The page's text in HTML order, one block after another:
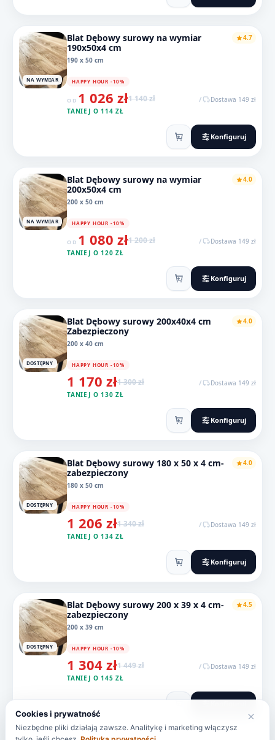
NA WYMIAR
4.7
Blat Dębowy surowy na wymiar
190x50x4 cm
190 x 50 cm
HAPPY HOUR -10%
OD 1 026 zł1 140 zł /
Dostawa 149 zł
TANIEJ O 114 ZŁ
Konfiguruj
NA WYMIAR
4.0
Blat Dębowy surowy na wymiar
200x50x4 cm
200 x 50 cm
HAPPY HOUR -10%
OD 1 080 zł1 200 zł /
Dostawa 149 zł
TANIEJ O 120 ZŁ
Konfiguruj
DOSTĘPNY
4.0
Blat Dębowy surowy 200x40x4 cm
Zabezpieczony
200 x 40 cm
HAPPY HOUR -10%
1 170 zł1 300 zł /
Dostawa 149 zł
TANIEJ O 130 ZŁ
Konfiguruj
DOSTĘPNY
4.0
Blat Dębowy surowy 180 x 50 x 4 cm-
zabezpieczony
180 x 50 cm
HAPPY HOUR -10%
1 206 zł1 340 zł /
Dostawa 149 zł
TANIEJ O 134 ZŁ
Konfiguruj
DOSTĘPNY
4.5
Blat Dębowy surowy 200 x 39 x 4 cm-
zabezpieczony
200 x 39 cm
HAPPY HOUR -10%
1 304 zł1 449 zł /
Dostawa 149 zł
TANIEJ O 145 ZŁ
Cookies i prywatność
Niezbędne pliki działają zawsze. Analitykę i marketing włączysz